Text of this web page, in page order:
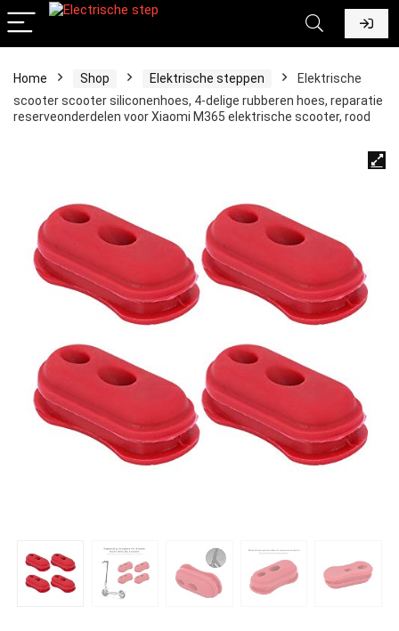
Home Shop Elektrische steppen
Elektrische
scooter scooter siliconenhoes, 4-delige rubberen hoes, reparatie
reserveonderdelen voor Xiaomi M365 elektrische scooter, rood